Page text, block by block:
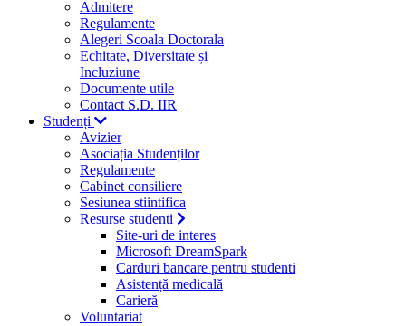
Admitere
Regulamente
Alegeri Scoala Doctorala
Echitate, Diversitate și
Incluziune
Documente utile
Contact S.D. IIR
Studenți
Avizier
Asociația Studenților
Regulamente
Cabinet consiliere
Sesiunea stiintifica
Resurse studenti
Site-uri de interes
Microsoft DreamSpark
Carduri bancare pentru studenti
Asistență medicală
Carieră
Voluntariat